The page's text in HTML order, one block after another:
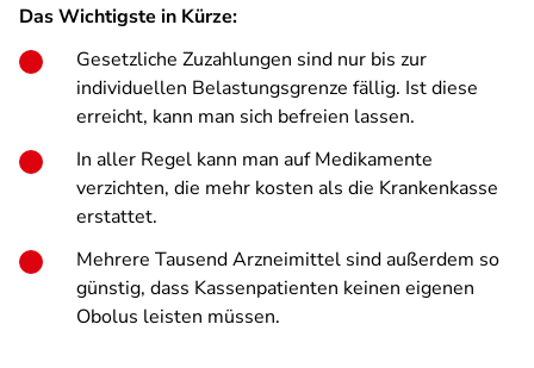
Das Wichtigste in Kürze:
Gesetzliche Zuzahlungen sind nur bis zur
individuellen Belastungsgrenze fällig. Ist diese
erreicht, kann man sich befreien lassen.
In aller Regel kann man auf Medikamente
verzichten, die mehr kosten als die Krankenkasse
erstattet.
Mehrere Tausend Arzneimittel sind außerdem so
günstig, dass Kassenpatienten keinen eigenen
Obolus leisten müssen.